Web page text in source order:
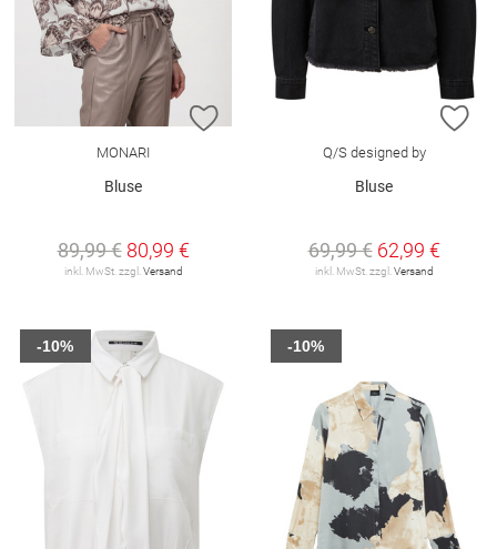
ZUR WUNSCHLISTE HINZUFÜGEN
MONARI
Bluse
89,99 € 80,99 €
inkl. MwSt. zzgl. Versand
Q/S designed by
Bluse
69,99 € 62,99 €
inkl. MwSt. zzgl. Versand
-10% -10%